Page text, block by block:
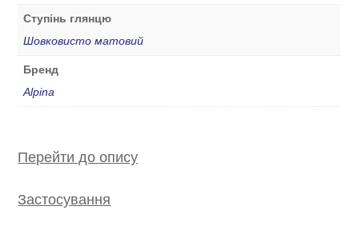
Ступінь глянцю
Шовковисто матовий
Бренд
Alpina
Перейти до опису
Застосування